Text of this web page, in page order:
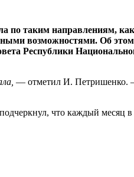
по таким направлениям,
возможностями. Об
Республики
— отметил И. Петришенко.
что каждый месяц